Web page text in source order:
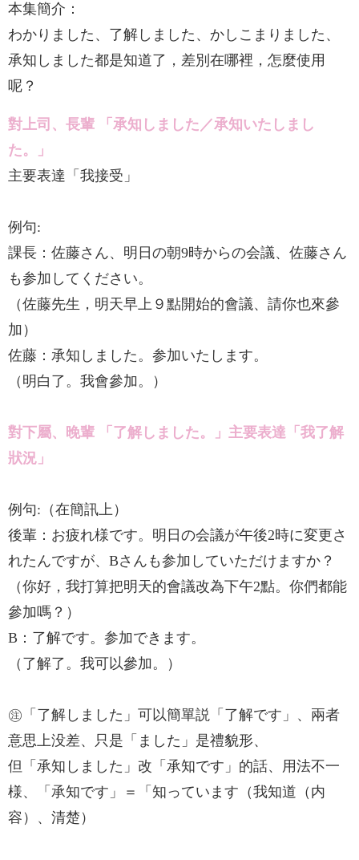
本集簡介：
わかりました、了解しました、かしこまりました、
承知しました都是知道了，差別在哪裡，怎麼使用
呢？
對上司、長輩 「承知しました／承知いたしまし
た。」
主要表達「我接受」
例句:
課長：佐藤さん、明日の朝9時からの会議、佐藤さん
も参加してください。
（佐藤先生，明天早上９點開始的會議、請你也來參
加）
佐藤：承知しました。参加いたします。
（明白了。我會參加。）
對下屬、晚輩 「了解しました。」主要表達「我了解
狀況」
例句:（在簡訊上）
後輩：お疲れ様です。明日の会議が午後2時に変更さ
れたんですが、Bさんも参加していただけますか？
（你好，我打算把明天的會議改為下午2點。你們都能
參加嗎？）
B：了解です。参加できます。
（了解了。我可以參加。）
㊟「了解しました」可以簡單説「了解です」、兩者
意思上没差、只是「ました」是禮貌形、
但「承知しました」改「承知です」的話、用法不一
様、「承知です」＝「知っています（我知道（内
容）、清楚）